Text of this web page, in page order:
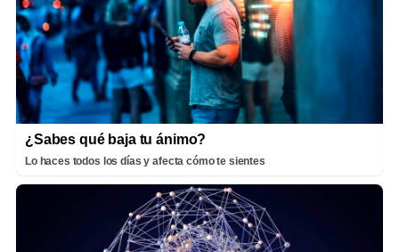
¿Sabes qué baja tu ánimo?
Lo haces todos los días y afecta cómo te sientes